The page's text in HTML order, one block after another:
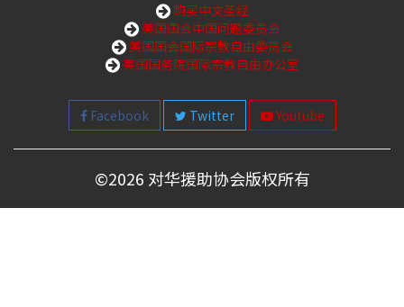
购买中文圣经
美国国会中国问题委员会
美国国会国际宗教自由委员会
美国国务院国际宗教自由办公室
Facebook Twitter Youtube
©2026 对华援助协会版权所有